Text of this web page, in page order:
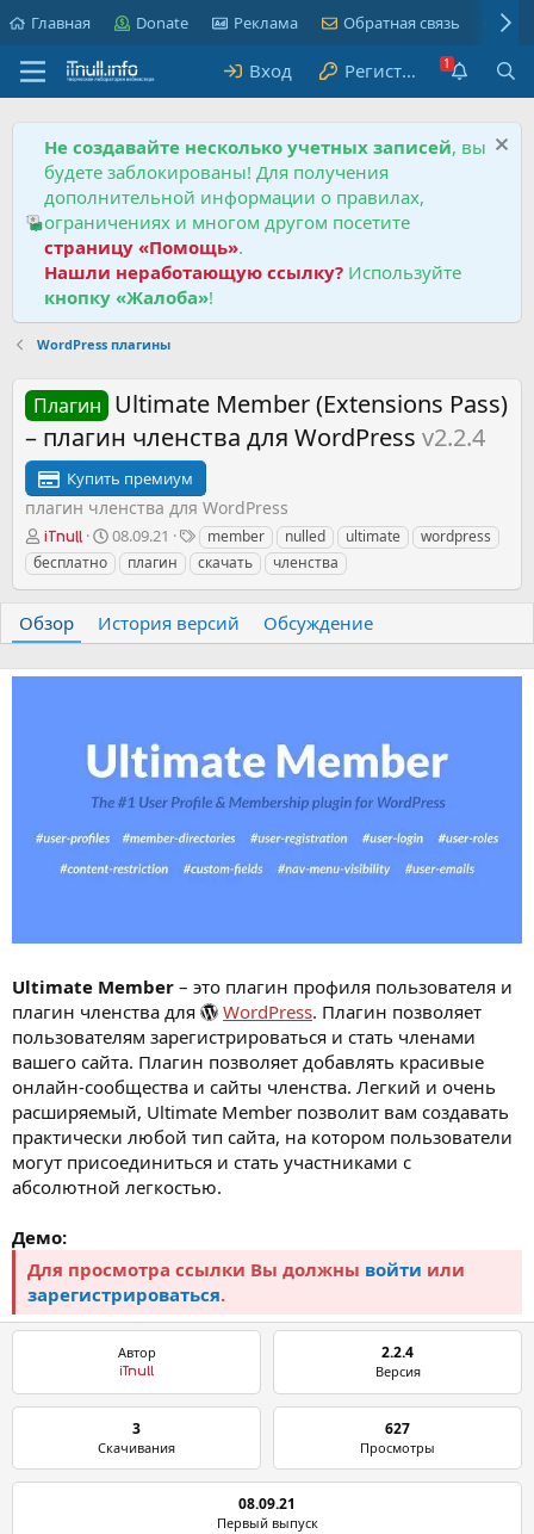
Главная Donate Реклама Обратная связь
Вход Регистрация
Не создавайте несколько учетных записей, вы
будете заблокированы! Для получения
дополнительной информации о правилах,
ограничениях и многом другом посетите
страницу «Помощь».
Нашли неработающую ссылку? Используйте
кнопку «Жалоба»!
WordPress плагины
Плагин Ultimate Member (Extensions Pass)
– плагин членства для WordPress v2.2.4
Купить премиум
плагин членства для WordPress
А
в
т
р
iTnull
Д
а
с
о
и
я
08.09.21
Т
е
г
member nulled ultimate
wordpress
бесплатно
плагин скачать членства
Обзор История версий Обсуждение
Ultimate Member – это плагин профиля пользователя и
плагин членства для
WordPress. Плагин позволяет
пользователям зарегистрироваться и стать членами
вашего сайта. Плагин позволяет добавлять красивые
онлайн-сообщества и сайты членства. Легкий и очень
расширяемый, Ultimate Member позволит вам создавать
практически любой тип сайта, на котором пользователи
могут присоединиться и стать участниками с
абсолютной легкостью.
Демо:
Для просмотра ссылки Вы должны войти или
зарегистрироваться.
Автор
iTnull
2.2.4
Версия
3
Скачивания
627
Просмотры
08.09.21
Первый выпуск